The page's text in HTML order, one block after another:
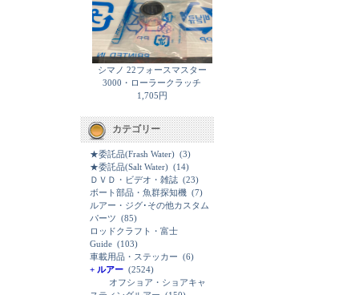
シマノ 22フォースマスター
3000・ローラークラッチ
1,705円
カテゴリー
★委託品(Frash Water) (3)
★委託品(Salt Water) (14)
ＤＶＤ・ビデオ・雑誌 (23)
ボート部品・魚群探知機 (7)
ルアー・ジグ･その他カスタム
パーツ (85)
ロッドクラフト・富士
Guide (103)
車載用品・ステッカー (6)
+ ルアー (2524)
オフショア・ショアキャ